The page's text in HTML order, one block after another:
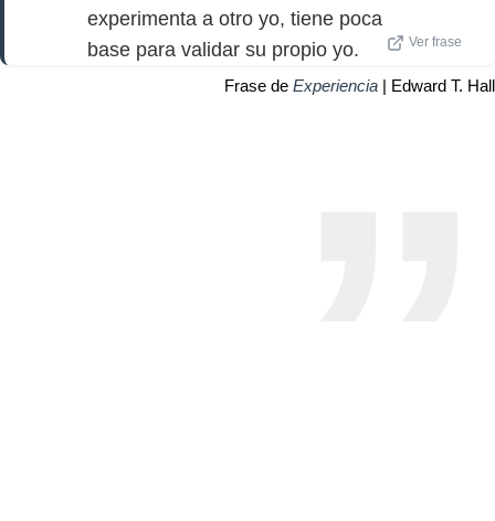
experimenta a otro yo, tiene poca
base para validar su propio yo.
Ver frase
Frase de Experiencia | Edward T. Hall